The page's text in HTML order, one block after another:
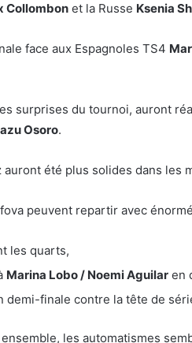
Collombon et la Russe Ksenia
face aux Espagnoles TS4
surprises du tournoi, auront
Osoro.
auront été plus solides dans
peuvent repartir avec
les quarts,
Marina Lobo / Noemi Aguilar en
demi-finale contre la tête de
les automatismes